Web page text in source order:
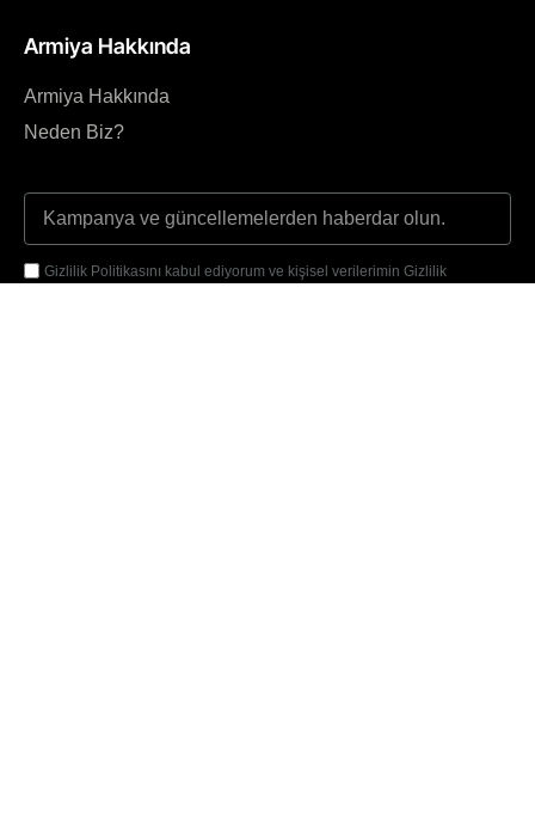
Armiya Hakkında
Armiya Hakkında
Neden Biz?
Gizlilik Politikasını kabul ediyorum ve kişisel verilerimin Gizlilik